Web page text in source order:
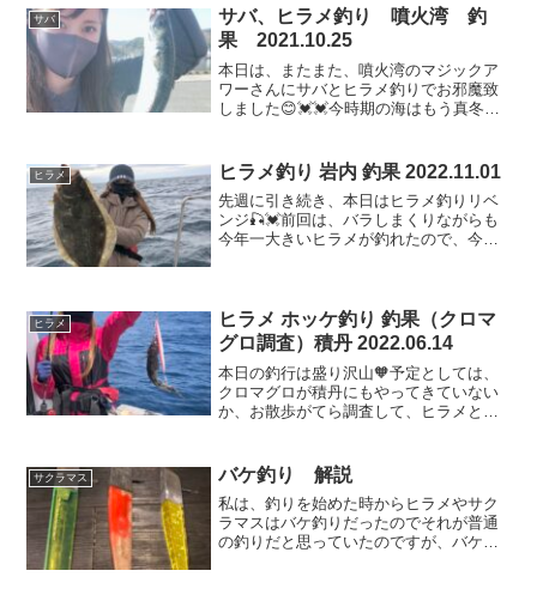
釣りは、ヤナギノマイが美味しすぎて、
毎日のように食べている...
サバ
サバ、ヒラメ釣り 噴火湾 釣
果 2021.10.25
本日は、またまた、噴火湾のマジックア
ワーさんにサバとヒラメ釣りでお邪魔致
しました😊💓💓今時期の海はもう真冬で
た😱😱まずは、サバポイントへ🏃🏻‍♀️ジギ
ング開始💪💓真剣...
ヒラメ ヒラメ釣り 岩内 釣果 2022.11.01
先週に引き続き、本日はヒラメ釣りリベ
ンジ🎣💓前回は、バラしまくりながらも
今年一大きいヒラメが釣れたので、今日
風が5mという予報でし...
ヒラメ
ヒラメ ホッケ釣り 釣果（クロマ
グロ調査）積丹 2022.06.14
本日の釣行は盛り沢山🧡予定としては、
クロマグロが積丹にもやってきていない
か、お散歩がてら調査して、ヒラメとホ
てみると雨が降りそうなどんより曇り🙈
でも、去年のこんな曇りの...
サクラマス バケ釣り 解説
私は、釣りを始めた時からヒラメやサク
ラマスはバケ釣りだったのでそれが普通
の釣りだと思っていたのですが、バケ釣